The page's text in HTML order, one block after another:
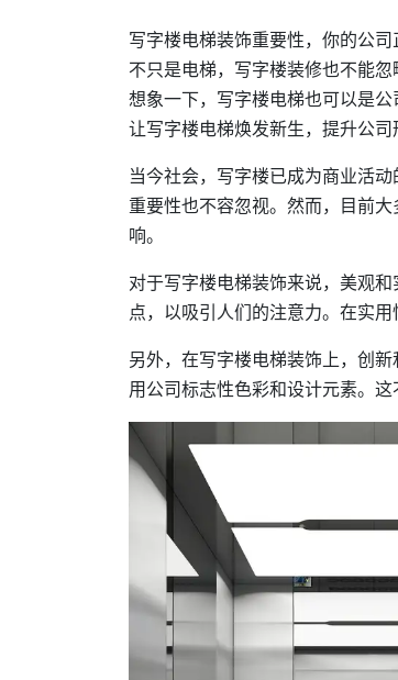
写字楼电梯装饰重要性，你的公司
不只是电梯，写字楼装修也不能忽
想象一下，写字楼电梯也可以是公
让写字楼电梯焕发新生，提升公司
当今社会，写字楼已成为商业活
重要性也不容忽视。然而，目前
响。
对于写字楼电梯装饰来说，美观
点，以吸引人们的注意力。在实
另外，在写字楼电梯装饰上，创
用公司标志性色彩和设计元素。